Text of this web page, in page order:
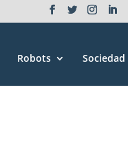
Robots Sociedad